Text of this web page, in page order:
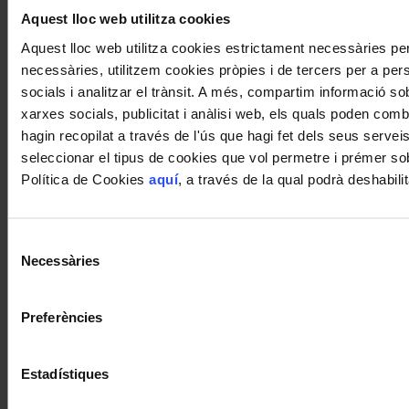
Aquest lloc web utilitza cookies
Aquest lloc web utilitza cookies estrictament necessàries
necessàries, utilitzem cookies pròpies i de tercers per a
socials i analitzar el trànsit. A més, compartim informació
xarxes socials, publicitat i anàlisi web, els quals poden
hagin recopilat a través de l'ús que hagi fet dels seus
seleccionar el tipus de cookies que vol permetre i prémer
Política de Cookies aquí, a través de la qual podrà
Necessàries
Preferències
Estadístiques